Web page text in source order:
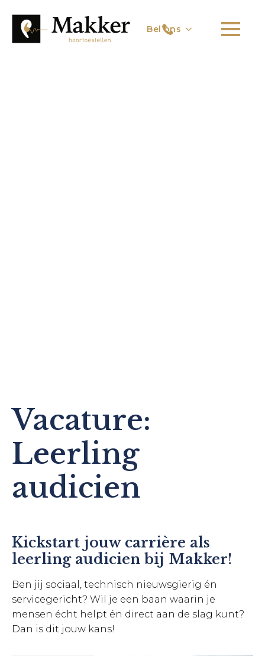
Bel ons
Vacature:
Leerling
audicien
Kickstart jouw carrière als
leerling audicien bij Makker!
Ben jij sociaal, technisch nieuwsgierig én
servicegericht? Wil je een baan waarin je
mensen écht helpt én direct aan de slag kunt?
Dan is dit jouw kans!